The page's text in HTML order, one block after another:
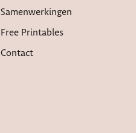
Samenwerkingen
Free Printables
Contact